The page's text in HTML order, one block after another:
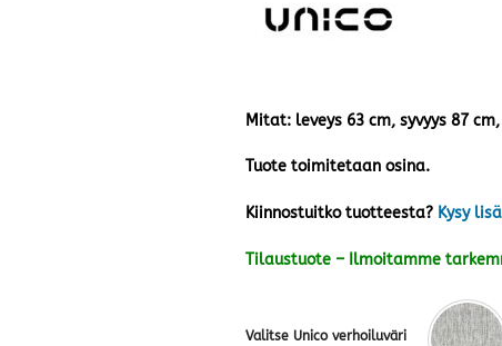
Mitat: leveys 63 cm, syvyys 87
Tuote toimitetaan osina.
Kiinnostuitko tuotteesta? Kysy
Tilaustuote – Ilmoitamme
Valitse Unico verhoiluväri